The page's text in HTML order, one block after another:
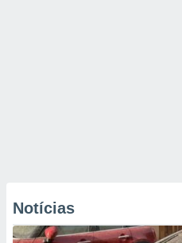
Notícias